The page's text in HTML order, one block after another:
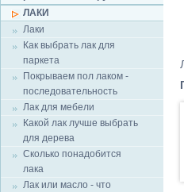
ЛАКИ
Лаки
Как выбрать лак для
паркета
Покрываем пол лаком -
последовательность
Лак для мебели
Какой лак лучше выбрать
для дерева
Сколько понадобится
лака
Лак или масло - что